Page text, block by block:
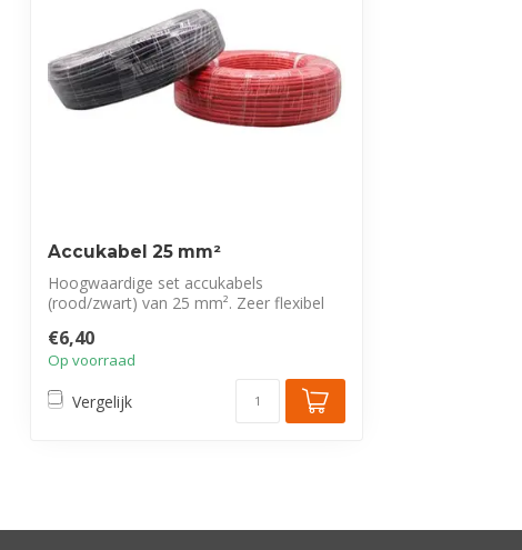
Accukabel 25 mm²
Hoogwaardige set accukabels
(rood/zwart) van 25 mm². Zeer flexibel
€6,40
Op voorraad
Vergelijk